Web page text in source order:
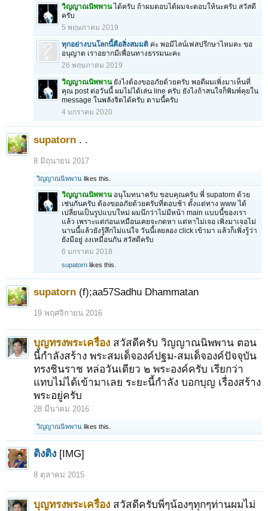
วิญญาณนิพพาน ได้ครับ ถ้าผมตอบได้ผมจะตอบให้นะครับ สวัสดี
ครับ
5 พฤษภาคม 2019
ทุกอย่างบนโลกนี้คือสิ่งสมมติ ค่ะ พอมีไลน์เฟสปรึกษาไหมคะ ขอ
อนุญาต เราอยากมีเพื่อนทางธรรมนะคะ
26 พฤษภาคม 2019
วิญญาณนิพพาน ยังไงต้องขออภัยด้วยครับ พอดีผมเพิ่งมาเห็นที่
คุณ post ต่อวันนี้ ผมไม่ได้เล่น line ครับ ยังไงถ้าสนใจก็พิมพ์คุยใน
message ในพลังจิตได้ครับ ตามนี้ครับ
4 มกราคม 2020
supatorn . .
8 มิถุนายน 2017
วิญญาณนิพพาน likes this.
วิญญาณนิพพาน อนุโมทนาครับ ขอบคุณครับ พี่ supatorn ด้วย
เช่นกันครับ ต้องขออภัยด้วยครับที่ตอบช้า ตั้งแต่ทาง www ได้
เปลี่ยนเป็นรูปแบบใหม่ ผมนึกว่าไม่มีหน้า main แบบนี้ของเรา
แล้ว เพราะแต่ก่อนเหมือนเคยจะกดหา แต่หาไม่เจอ เพิ่งมาเจอไม่
นานนี้แล้วยังรู้สึกไม่แน่ใจ วันนี้เลยลอง click เข้ามา แล้วก็เพิ่งรู้ว่า
ยังมีอยู่ งงเหมือนกัน สวัสดีครับ
6 มกราคม 2018
supatorn likes this.
supatorn (f);aa57Sadhu Dhammatan
19 พฤศจิกายน 2016
บุญทรงพระเครื่อง สวัสดีครับ วิญญาณนิพพาน ตอน
นี้กำลังสร้าง พระสมเด็จองค์ปฐม-สมเด็จองค์ปัจจุบัน
ทรงชินราช หล่อวันเดียว ๒ พระองค์ครับ เรียกว่า
แทบไม่ได้เข้ามาเลย ระยะนี้กำลัง บอกบุญ เรื่องสร้าง
พระอยู่ครับ
28 มีนาคม 2016
วิญญาณนิพพาน likes this.
ติงติง [IMG]
8 ตุลาคม 2015
บุญทรงพระเครื่อง สวัสดีครับพี่ๆน้องๆทุกๆท่านผมไม่